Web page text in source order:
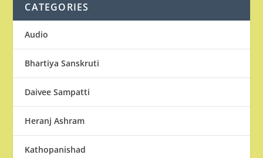
CATEGORIES
Audio
Bhartiya Sanskruti
Daivee Sampatti
Heranj Ashram
Kathopanishad